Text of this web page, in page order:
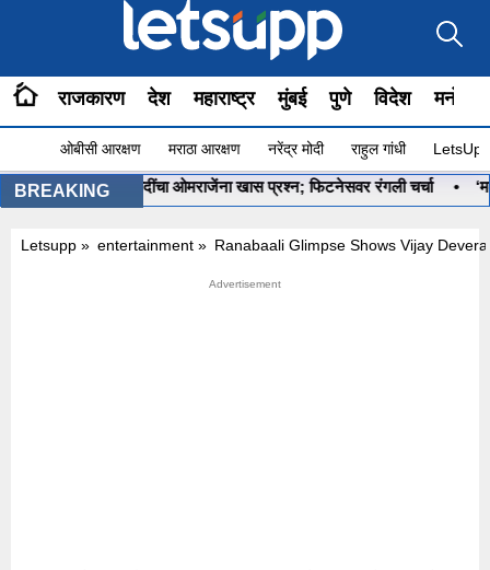
राजकारण देश महाराष्ट्र मुंबई पुणे विदेश
ओबीसी आरक्षण मराठा आरक्षण नरेंद्र मोदी राहुल गांधी
BREAKING
ना?”, PM मोदींचा ओमराजेंना खास प्रश्न; फिटनेसवर रंगली चर्चा • ‘मला
Letsupp » entertainment » Ranabaali Glimpse Shows Vijay